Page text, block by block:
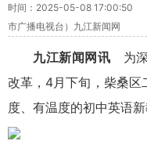
时间：2025-05-08 17:00:50
市广播电视台）九江新闻网
九江新闻网讯 为
改革，4月下旬，柴桑区
度、有温度的初中英语